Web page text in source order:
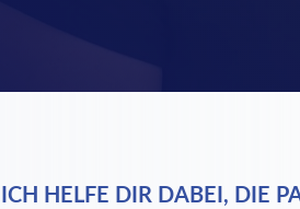
ICH HELFE DIR DABEI, DIE